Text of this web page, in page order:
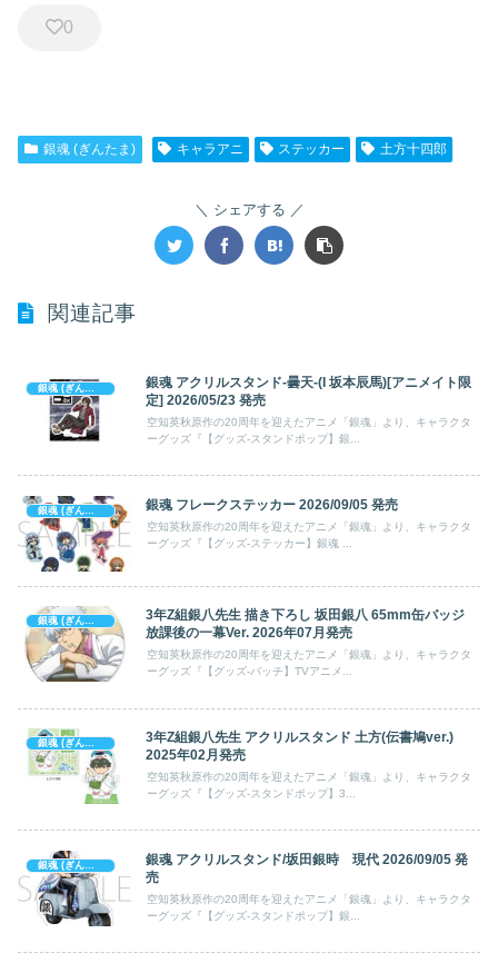
0
銀魂 (ぎんたま) キャラアニ ステッカー 土方十四郎
シェアする
関連記事
銀魂 (ぎんたま)
銀魂 アクリルスタンド-曇天-(I 坂本辰馬)[アニメイト限
定] 2026/05/23 発売
空知英秋原作の20周年を迎えたアニメ「銀魂」より、キャラクタ
ーグッズ『【グッズ-スタンドポップ】銀...
銀魂 (ぎんたま) 銀魂 フレークステッカー 2026/09/05 発売
空知英秋原作の20周年を迎えたアニメ「銀魂」より、キャラクタ
ーグッズ『【グッズ-ステッカー】銀魂 ...
銀魂 (ぎんたま)
3年Z組銀八先生 描き下ろし 坂田銀八 65mm缶バッジ
放課後の一幕Ver. 2026年07月発売
空知英秋原作の20周年を迎えたアニメ「銀魂」より、キャラクタ
ーグッズ『【グッズ-バッチ】TVアニメ...
銀魂 (ぎんたま)
3年Z組銀八先生 アクリルスタンド 土方(伝書鳩ver.)
2025年02月発売
空知英秋原作の20周年を迎えたアニメ「銀魂」より、キャラクタ
ーグッズ『【グッズ-スタンドポップ】3...
銀魂 (ぎんたま)
銀魂 アクリルスタンド/坂田銀時 現代 2026/09/05 発
売
空知英秋原作の20周年を迎えたアニメ「銀魂」より、キャラクタ
ーグッズ『【グッズ-スタンドポップ】銀...